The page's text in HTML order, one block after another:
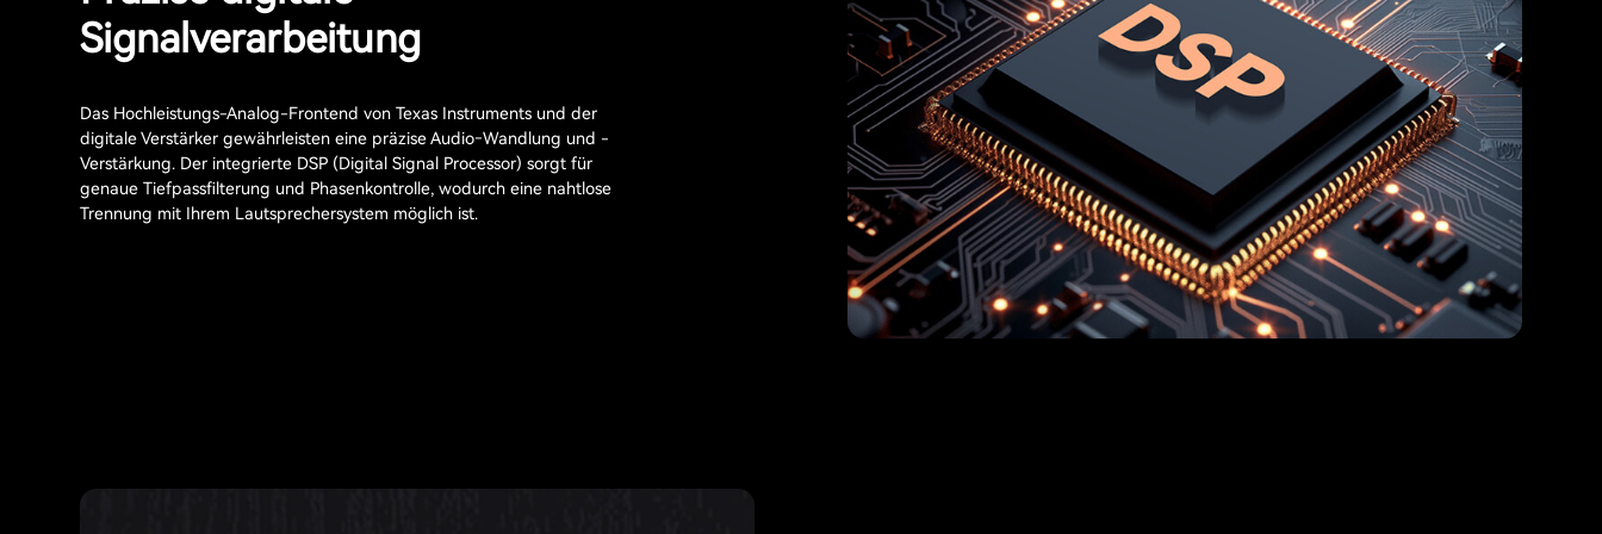
Signalverarbeitung
Das Hochleistungs-Analog-Frontend von Texas Instruments und der
digitale Verstärker gewährleisten eine präzise Audio‑Wandlung und -
Verstärkung. Der integrierte DSP (Digital Signal Processor) sorgt für
genaue Tiefpassfilterung und Phasenkontrolle, wodurch eine nahtlose
Trennung mit Ihrem Lautsprechersystem möglich ist.